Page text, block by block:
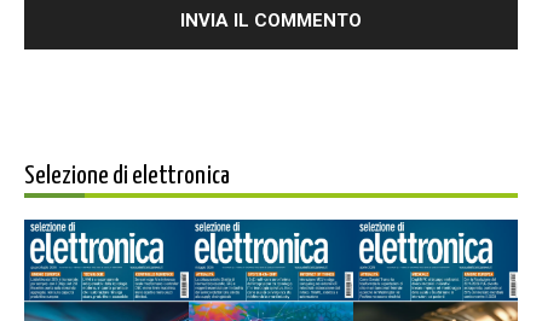
Selezione di elettronica